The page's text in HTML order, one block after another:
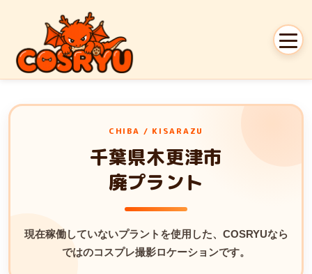
CHIBA / KISARAZU
千葉県木更津市
廃プラント
現在稼働していないプラントを使用した、 COSRYUなら
ではのコスプレ撮影ロケーションです。